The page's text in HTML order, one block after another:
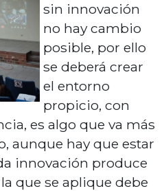
sin innovación
no hay cambio
posible, por ello
se deberá crear
el entorno
propicio, con
es algo que va más
aunque hay que estar
innovación produce
que se aplique debe